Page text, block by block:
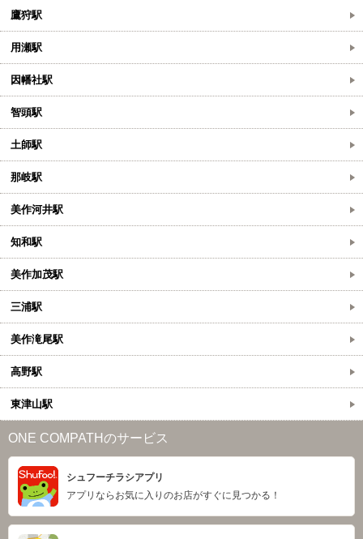
鷹狩駅
用瀬駅
因幡社駅
智頭駅
土師駅
那岐駅
美作河井駅
知和駅
美作加茂駅
三浦駅
美作滝尾駅
高野駅
東津山駅
ONE COMPATHのサービス
シュフーチラシアプリ
アプリならお気に入りのお店がすぐに見つかる！